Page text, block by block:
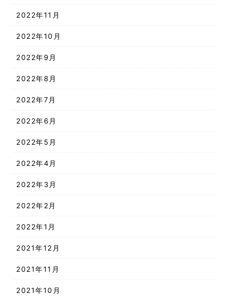
2022年11月
2022年10月
2022年9月
2022年8月
2022年7月
2022年6月
2022年5月
2022年4月
2022年3月
2022年2月
2022年1月
2021年12月
2021年11月
2021年10月